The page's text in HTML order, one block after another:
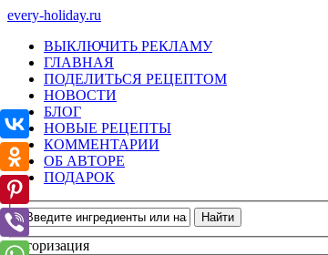
every-holiday.ru
ВЫКЛЮЧИТЬ РЕКЛАМУ
ГЛАВНАЯ
ПОДЕЛИТЬСЯ РЕЦЕПТОМ
НОВОСТИ
БЛОГ
НОВЫЕ РЕЦЕПТЫ
КОММЕНТАРИИ
ОБ АВТОРЕ
ПОДАРОК
Авторизация